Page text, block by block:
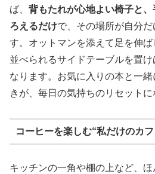
ば、 背もたれが心地よい椅子と
ろえるだけで、その場所が自分
す。オットマンを添えて足を伸
並べられるサイドテーブルを置け
なります。お気に入りの本と一
きが、毎日の気持ちのリセットに
コーヒーを楽しむ“私だけのカ
キッチンの一角や棚の上など、